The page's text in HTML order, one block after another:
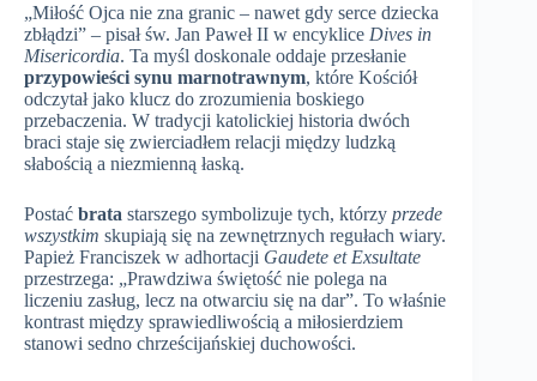
„Miłość Ojca nie zna granic – nawet gdy serce dziecka
zbłądzi” – pisał św. Jan Paweł II w encyklice Dives in
Misericordia. Ta myśl doskonale oddaje przesłanie
przypowieści synu marnotrawnym, które Kościół
odczytał jako klucz do zrozumienia boskiego
przebaczenia. W tradycji katolickiej historia dwóch
braci staje się zwierciadłem relacji między ludzką
słabością a niezmienną łaską.
Postać brata starszego symbolizuje tych, którzy przede
wszystkim skupiają się na zewnętrznych regułach wiary.
Papież Franciszek w adhortacji Gaudete et Exsultate
przestrzega: „Prawdziwa świętość nie polega na
liczeniu zasług, lecz na otwarciu się na dar”. To właśnie
kontrast między sprawiedliwością a miłosierdziem
stanowi sedno chrześcijańskiej duchowości.